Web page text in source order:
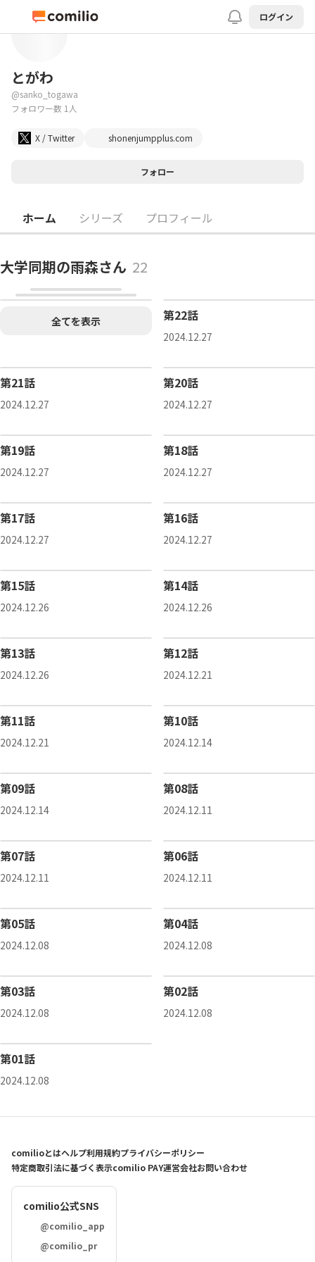
ログイン
とがわ
@sanko_togawa
フォロワー数 1人
X / Twitter shonenjumpplus.com
フォロー
ホーム シリーズ プロフィール
大学同期の雨森さん 22
全てを表示 第22話
2024.12.27
第21話
2024.12.27
第20話
2024.12.27
第19話
2024.12.27
第18話
2024.12.27
第17話
2024.12.27
第16話
2024.12.27
第15話
2024.12.26
第14話
2024.12.26
第13話
2024.12.26
第12話
2024.12.21
第11話
2024.12.21
第10話
2024.12.14
第09話
2024.12.14
第08話
2024.12.11
第07話
2024.12.11
第06話
2024.12.11
第05話
2024.12.08
第04話
2024.12.08
第03話
2024.12.08
第02話
2024.12.08
第01話
2024.12.08
comilioとはヘルプ利用規約プライバシーポリシー
特定商取引法に基づく表示comilio PAY運営会社お問い合わせ
comilio公式SNS
@comilio_app
@comilio_pr